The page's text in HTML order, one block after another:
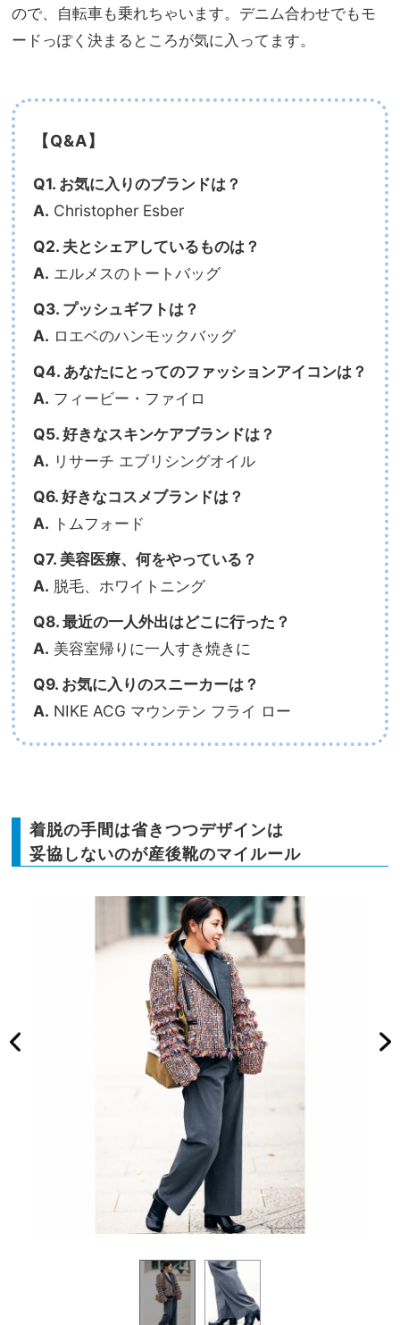
ので、自転車も乗れちゃいます。デニム合わせでもモ
ードっぽく決まるところが気に入ってます。
【Q&A】
Q1. お気に入りのブランドは？
A. Christopher Esber
Q2. 夫とシェアしているものは？
A. エルメスのトートバッグ
Q3. プッシュギフトは？
A. ロエベのハンモックバッグ
Q4. あなたにとってのファッションアイコンは？
A. フィービー・ファイロ
Q5. 好きなスキンケアブランドは？
A. リサーチ エブリシングオイル
Q6. 好きなコスメブランドは？
A. トムフォード
Q7. 美容医療、何をやっている？
A. 脱毛、ホワイトニング
Q8. 最近の一人外出はどこに行った？
A. 美容室帰りに一人すき焼きに
Q9. お気に入りのスニーカーは？
A. NIKE ACG マウンテン フライ ロー
着脱の手間は省きつつデザインは
妥協しないのが産後靴のマイルール